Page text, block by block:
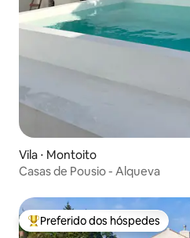
Vila ⋅ Montoito
Casas de Pousio - Alqueva
Entre os melhores preferidos
Preferido dos hóspedes